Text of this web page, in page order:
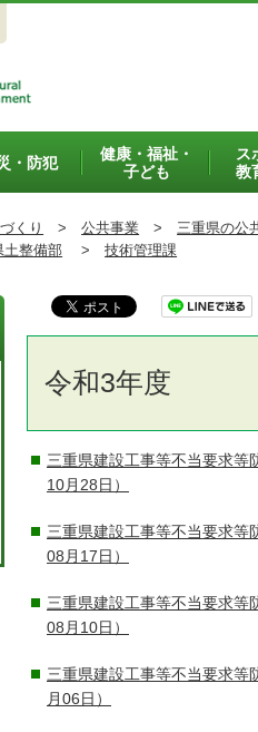
・防犯
健康・福祉・
子ども
ス
教
くり > 公共事業 > 三重県の公
土整備部 > 技術管理課
令和3年度
三重県建設工事等不当要求
10月28日）
三重県建設工事等不当要求
08月17日）
三重県建設工事等不当要求
08月10日）
三重県建設工事等不当要求
月06日）